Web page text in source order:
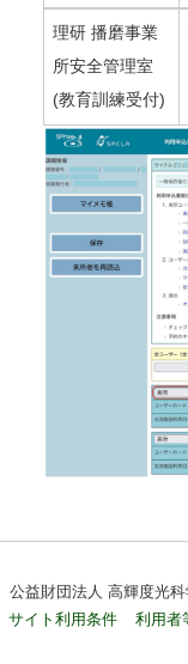
理研 播磨事業
所安全管理室
(教育訓練受付)
公益財団法人 高輝度光
サイト利用条件
利用者